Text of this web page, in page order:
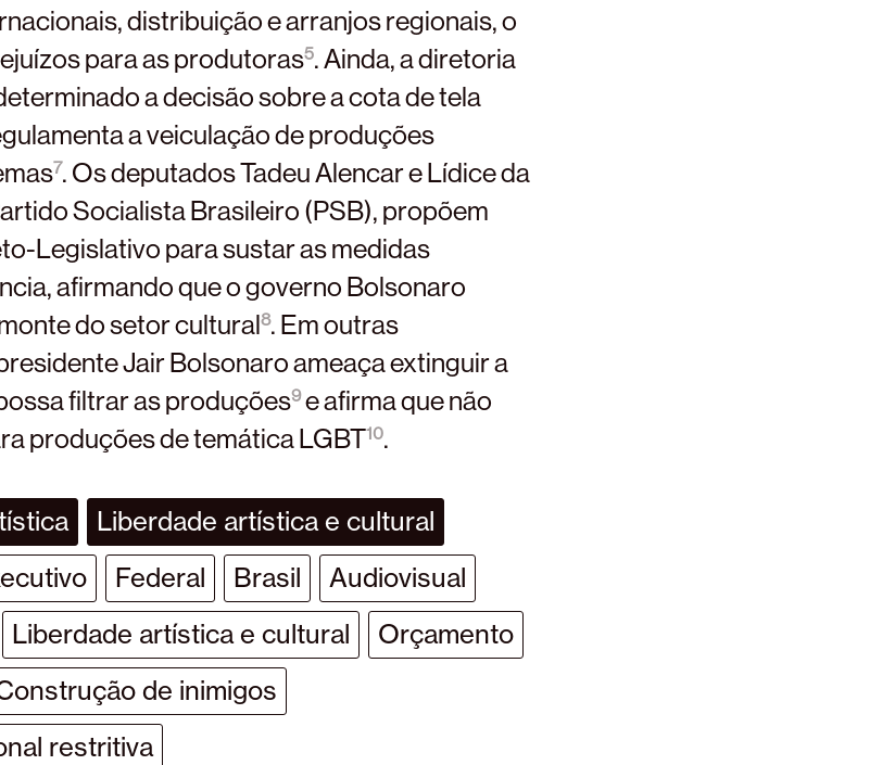
distribuição e arranjos regionais, o
para as produtoras5. Ainda, a diretoria
a decisão sobre a cota de tela
a veiculação de produções
7. Os deputados Tadeu Alencar e Lídice da
Socialista Brasileiro (PSB), propõem
Legislativo para sustar as medidas
afirmando que o governo Bolsonaro
do setor cultural8. Em outras
Jair Bolsonaro ameaça extinguir a
filtrar as produções9e afirma que não
produções de temática LGBT10.
Liberdade artística e cultural
Federal Brasil
Audiovisual
Liberdade artística e cultural
Orçamento
de inimigos
restritiva